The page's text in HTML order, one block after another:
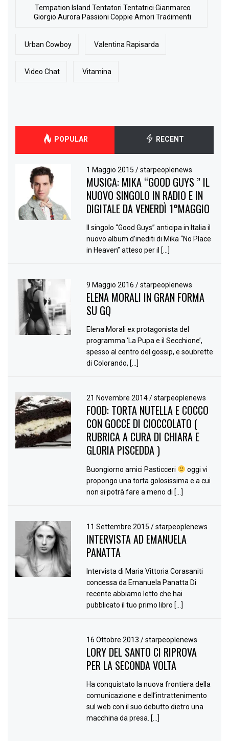
Tempation Island Tentatori Tentatrici Gianmarco
Giorgio Aurora Passioni Coppie Amori Tradimenti
Urban Cowboy Valentina Rapisarda
Video Chat Vitamina
POPULAR RECENT
1 Maggio 2015/ starpeoplenews
MUSICA: MIKA “GOOD GUYS ” IL
NUOVO SINGOLO IN RADIO E IN
DIGITALE DA VENERDÌ 1°MAGGIO
Il singolo “Good Guys” anticipa in Italia il
nuovo album d’inediti di Mika “No Place
in Heaven” atteso per il […]
9 Maggio 2016/ starpeoplenews
ELENA MORALI IN GRAN FORMA
SU GQ
Elena Morali ex protagonista del
programma ‘La Pupa e il Secchione’,
spesso al centro del gossip, e soubrette
di Colorando, […]
21 Novembre 2014/ starpeoplenews
FOOD: TORTA NUTELLA E COCCO
CON GOCCE DI CIOCCOLATO (
RUBRICA A CURA DI CHIARA E
GLORIA PISCEDDA )
Buongiorno amici Pasticceri
oggi vi
propongo una torta golosissima e a cui
non si potrà fare a meno di […]
11 Settembre 2015/ starpeoplenews
INTERVISTA AD EMANUELA
PANATTA
Intervista di Maria Vittoria Corasaniti
concessa da Emanuela Panatta Di
recente abbiamo letto che hai
pubblicato il tuo primo libro […]
16 Ottobre 2013/ starpeoplenews
LORY DEL SANTO CI RIPROVA
PER LA SECONDA VOLTA
Ha conquistato la nuova frontiera della
comunicazione e dell’intrattenimento
sul web con il suo debutto dietro una
macchina da presa. […]